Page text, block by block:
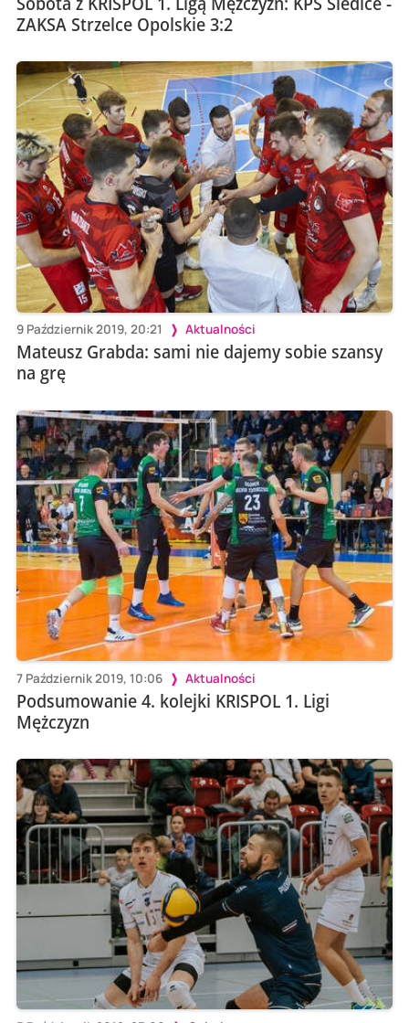
ZAKSA Strzelce Opolskie 3:2
9 Październik 2019, 20:21 Aktualności
Mateusz Grabda: sami nie dajemy sobie szansy
na grę
7 Październik 2019, 10:06 Aktualności
Podsumowanie 4. kolejki KRISPOL 1. Ligi
Mężczyzn